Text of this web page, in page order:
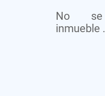
No se
inmueble .